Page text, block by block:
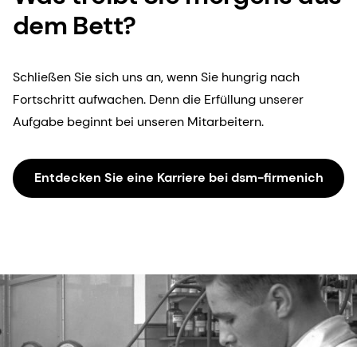
dem Bett?
Schließen Sie sich uns an, wenn Sie hungrig nach
Fortschritt aufwachen. Denn die Erfüllung unserer
Aufgabe beginnt bei unseren Mitarbeitern.
Entdecken Sie eine Karriere bei dsm-firmenich